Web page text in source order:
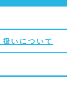
いについて